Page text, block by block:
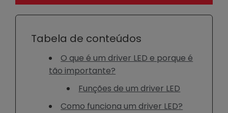
Tabela de conteúdos
O que é um driver LED e porque é
tão importante?
Funções de um driver LED
Como funciona um driver LED?